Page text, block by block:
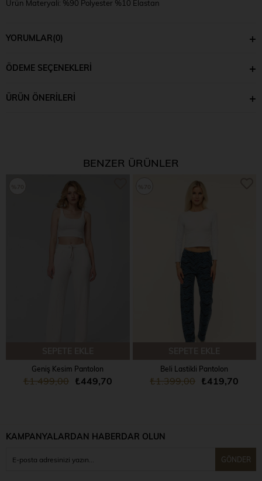
Ürün Materyali: %90 Polyester %10 Elastan
YORUMLAR(0)
ÖDEME SEÇENEKLERI
ÜRÜN ÖNERILERI
BENZER ÜRÜNLER
Geniş Kesim Pantolon
₺449,70
₺1.499,00
Beli Lastikli Pantolon
₺419,70
₺1.399,00
KAMPANYALARDAN HABERDAR OLUN
GÖNDER